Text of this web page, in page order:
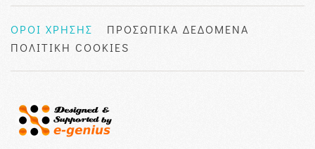
ΟΡΟΙ ΧΡΗΣΗΣ
ΠΡΟΣΩΠΙΚΑ ΔΕΔΟΜΕΝΑ
ΠΟΛΙΤΙΚΗ COOKIES